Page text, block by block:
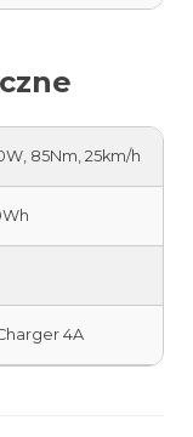
85Nm, 25km/h
4A